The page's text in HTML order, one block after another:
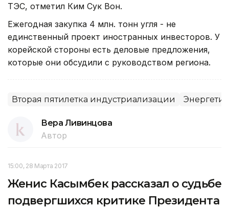
ТЭС, отметил Ким Сук Вон.
Ежегодная закупка 4 млн. тонн угля - не
единственный проект иностранных инвесторов. У
корейской стороны есть деловые предложения,
которые они обсудили с руководством региона.
Вторая пятилетка индустриализации
Вера Ливинцова
Автор
15:00, 28 Марта 2017
Женис Касымбек рассказал о судьбе
подвергшихся критике Президента